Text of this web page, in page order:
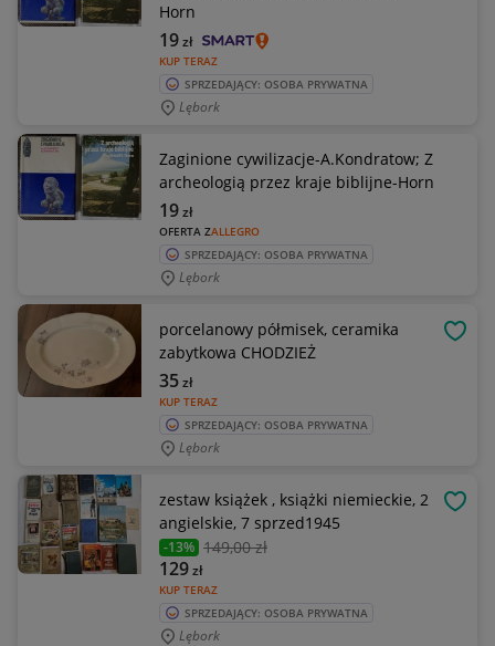
Horn
KUP TERAZ
19zł
SPRZEDAJĄCY: OSOBA PRYWATNA
Lębork
Zaginione cywilizacje-A.Kondratow; Z
archeologią przez kraje biblijne-Horn
OFERTA ZALLEGRO
19zł
SPRZEDAJĄCY: OSOBA PRYWATNA
Lębork
porcelanowy półmisek, ceramika
zabytkowa CHODZIEŻ
KUP TERAZ
35zł
SPRZEDAJĄCY: OSOBA PRYWATNA
Lębork
zestaw książek , książki niemieckie, 2
angielskie, 7 sprzed1945
-13% 149,00 zł
KUP TERAZ
129zł
SPRZEDAJĄCY: OSOBA PRYWATNA
Lębork